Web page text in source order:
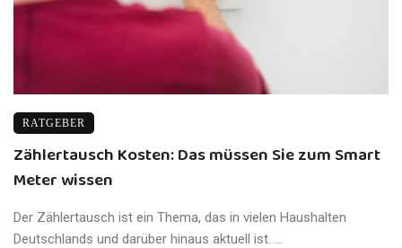
RATGEBER
Zählertausch Kosten: Das müssen Sie zum Smart
Meter wissen
Der Zählertausch ist ein Thema, das in vielen Haushalten
Deutschlands und darüber hinaus aktuell ist. ...